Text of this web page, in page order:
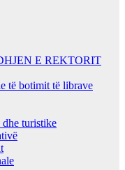
E REKTORIT
të botimit të librave
turistike